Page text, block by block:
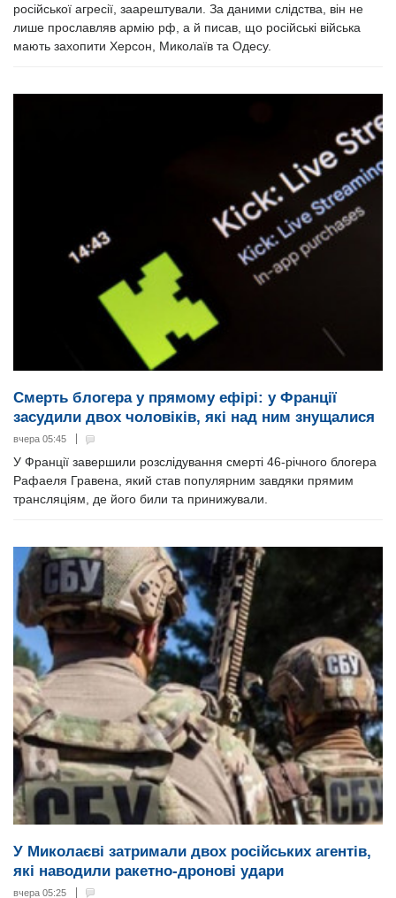
російської агресії, заарештували. За даними слідства, він не
лише прославляв армію рф, а й писав, що російські війська
мають захопити Херсон, Миколаїв та Одесу.
Смерть блогера у прямому ефірі: у Франції
засудили двох чоловіків, які над ним знущалися
вчера 05:45
У Франції завершили розслідування смерті 46-річного блогера
Рафаеля Гравена, який став популярним завдяки прямим
трансляціям, де його били та принижували.
У Миколаєві затримали двох російських агентів,
які наводили ракетно-дронові удари
вчера 05:25